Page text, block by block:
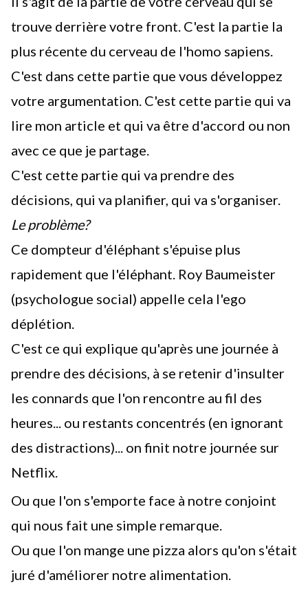
trouve derrière votre front. C'est la partie la
plus récente du cerveau de l'homo sapiens.
C'est dans cette partie que vous développez
votre argumentation. C'est cette partie qui va
lire mon article et qui va être d'accord ou non
avec ce que je partage.
C'est cette partie qui va prendre des
décisions, qui va planifier, qui va s'organiser.
Le problème?
Ce dompteur d'éléphant s'épuise plus
rapidement que l'éléphant. Roy Baumeister
(psychologue social) appelle cela l'ego
déplétion.
C'est ce qui explique qu'après une journée à
prendre des décisions, à se retenir d'insulter
les connards que l'on rencontre au fil des
heures... ou restants concentrés (en ignorant
des distractions)... on finit notre journée sur
Netflix.
Ou que l'on s'emporte face à notre conjoint
qui nous fait une simple remarque.
Ou que l'on mange une pizza alors qu'on s'était
juré d'améliorer notre alimentation.